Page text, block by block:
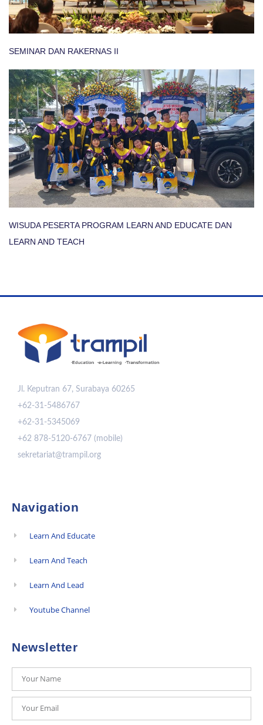
SEMINAR DAN RAKERNAS II
WISUDA PESERTA PROGRAM LEARN AND EDUCATE DAN
LEARN AND TEACH
Jl. Keputran 67, Surabaya 60265
+62-31-5486767
+62-31-5345069
+62 878-5120-6767 (mobile)
sekretariat@trampil.org
Navigation
Learn And Educate
Learn And Teach
Learn And Lead
Youtube Channel
Newsletter